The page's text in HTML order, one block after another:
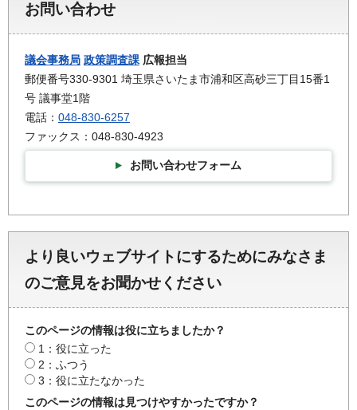
お問い合わせ
議会事務局 政策調査課 広報担当
郵便番号330-9301 埼玉県さいたま市浦和区高砂三丁目15番1
号 議事堂1階
電話： 048-830-6257
ファックス：048-830-4923
お問い合わせフォーム
より良いウェブサイトにするためにみなさま
のご意見をお聞かせください
このページの情報は役に立ちましたか？
1：役に立った
2：ふつう
3：役に立たなかった
このページの情報は見つけやすかったですか？